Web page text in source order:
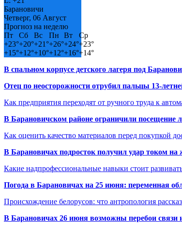
Барановичи
Четверг, 06 Август
Прогноз на неделю
Пт
Сб Вс Пн Вт
Ср
+23°+20°+21°+26°+24°+23°
+15°+12°+10°+12°+16°+14°
В спальном корпусе детского лагеря под
Отец по неосторожности отрубил пальцы 13-
Как предприятия переходят от ручного труда к
В Барановичском районе ограничили посещение
Как оценить качество материалов перед покупкой
В Барановичах подросток получил удар током
Какие надпрофессиональные навыки стоит
Погода в Барановичах на 25 июня: переменная
Происхождение белорусов: что антропология
В Барановичах 26 июня возможны перебои связи